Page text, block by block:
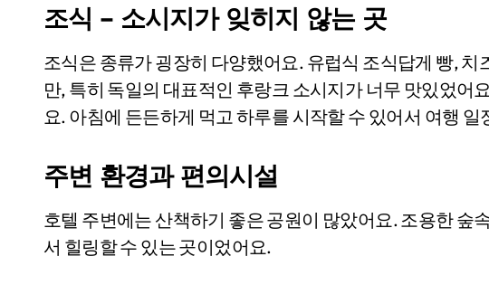
조식 – 소시지가 잊히지 않는 곳
조식은 종류가 굉장히 다양했어요. 유럽식 조식답게 빵, 치
만, 특히 독일의 대표적인 후랑크 소시지가 너무 맛있었어
요. 아침에 든든하게 먹고 하루를 시작할 수 있어서 여행
주변 환경과 편의시설
호텔 주변에는 산책하기 좋은 공원이 많았어요. 조용한 숲
서 힐링할 수 있는 곳이었어요.